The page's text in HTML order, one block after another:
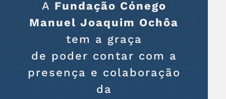
A Fundação Cónego
Manuel Joaquim Ochôa
tem a graça
de poder contar com a
presença e colaboração
da